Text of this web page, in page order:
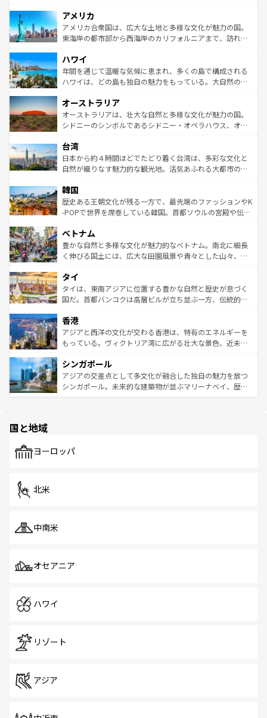
ンツ一覧を参照してほしい。
の建物がそのまま残る町や、スイスならではのユニークな
博物館もあり、アルプス観光だけでなく町歩きも満喫する
ことができる。国民の所得が高いため物価も高いが、旅行
ば市内交通費無料で観光を楽しむこともできる。 なお、新
着のスイス情報はコンテンツ一覧 を参照してほしい。
アメリカ
アメリカ合衆国は、広大な土地と多様な文化が魅力の国。
東海岸の都市部から西海岸のカリフォルニアまで、訪れる
のような巨大都市は、観光、ショッピング、エンターテイ
ンメントが詰まった刺激的なスポットだ。一方、アメリカ
西部には大自然が広がり、グランドキャニオンやイエロー
部のニューオーリンズでは、音楽と美食が融合した独特の
文化が魅力。旅行者はアメリカの各地域で異なる魅力を楽
しみながら、その多様性と豊かな歴史を感じることができ
ならではの贅沢な旅のスタイルだ。 なお、新着のアメリカ
情報はコンテンツ一覧を参照してほしい。
ハワイ
年間を通じて温暖な気候に恵まれ、多くの島で構成される
ハワイは、どの島も独自の魅力をもっている。大自然の神
ワイ島は見逃せない。また、定番の観光地といえばオアフ
島だが、静かな自然を求めるならマウイ島やカウアイ島が
おすすめ。エメラルドグリーンに輝く海をはじめ、豊かな
れるおもてなしの心で訪れる人々を迎えてくれるハワイの
人々、おいしいローカルフードやハワイアンミュージッ
ク、伝統的なフラダンスなど、すべてがハワイの魅力を彩
ワイを、存分に味わってほしい。 なお、新着のハワイ情報
はコンテンツ一覧を参照してほしい。
オーストラリア
オーストラリアは、壮大な自然と多様な文化が魅力の国。
シドニーのシンボルであるシドニー・オペラハウス、オー
リアリーフや大陸中央部にそびえるウルル（エアーズロッ
ク）、タスマニアの美しい原生林やケアンズの熱帯雨林な
ど、見どころがたくさん。また、カフェやワイン、オージ
いる。アクティビティも充実しており、サーフィンやダイ
ビング、ハイキングなど、アウトドア好きにはたまらな
い。オーストラリアの多彩な魅力を存分に味わいつくそ
参照してほしい。
台湾
日本から約４時間ほどでたどり着く台湾は、多彩な文化と
自然が織りなす魅力的な観光地。活気あふれる大都市の台
ン）、静ひつな山岳地帯である台湾東部など、都市の喧騒
と山間の静けさが共存しており、訪れる人に新しい発見と
驚きをもたらしてくれる。また、奥深い台湾の食文化も魅
容にもいいと評判のスイーツなど、バラエティ豊かな料理
が味わえる。 なお、新着の台湾情報は コンテンツ一覧を参
照してほしい。
韓国
歴史ある王朝文化が残る一方で、最先端のファッションやK
-POPで世界を席巻している韓国。首都ソウルの宮殿や伝統
き、地方に足を延ばせば四季折々の自然美を楽しむことが
できる。そして、キムチや焼肉、絶品のストリートフード
まで、さまざまな韓国料理が待っている。夜には、韓国な
リティに包まれながら、韓国の多彩な魅力を心ゆくまで味
わってみてほしい。 なお、新着の韓国情報はコンテンツ一
覧を参照してほしい。
ベトナム
豊かな自然と多様な文化が魅力的なベトナム。南北に細長
く伸びる国土には、広大な田園風景や青々とした山々、世
急速な発展と共に伝統が息づく。ハノイの古い町並みやホ
ーチミン市のフランス統治時代の建物も、独特の雰囲気を
醸し出している。また、バラエティの豊かさとおいしさで
とつ。フォーやバインミー、ベトナムコーヒーなどは、ぜ
ひ現地で味わいたい。どの地域を訪れてもあたたかい人々
が旅行者を迎えてくれるので、きっと忘れられない旅にな
参照してほしい。
タイ
タイは、東南アジアに位置する豊かな自然と歴史が息づく
国だ。首都バンコクは高層ビルが立ち並ぶ一方、伝統的な
の活気が交差している。北部ではチェンマイなどの山岳地
帯で自然と触れ合い、南部ではプーケットやクラビの美し
いビーチでリゾート気分を楽しむことができる。タイ料理
激する。気候は一年中温暖で、どの季節にも異なる楽しみ
が待っている。親しみやすいタイの人々、仏教を中心とし
た文化、そして多様な観光資源が、訪れる旅人を魅了し続
香港
アジアと西洋の文化が交わる香港は、特有のエネルギーを
もっている。ヴィクトリア湾に広がる壮大な景色、近未来
み、どこを訪れても感動するはず。観光スポットが密集し
ており、効率よく見どころを回れるのも魅力。息をのむよ
うな絶景から文化的な体験まで、香港を存分に楽しみ尽く
シンガポール
アジアの交差点として多文化が融合した独自の魅力を放つ
シンガポール。未来的な建築物が並ぶマリーナベイ、歴史
で、ホーカーズは地元の風情を楽しめる外せないスポット
国と地域
ヨーロッパ
北米
中南米
オセアニア
ハワイ
リゾート
アジア